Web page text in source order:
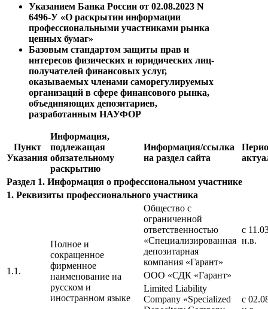
Указанием Банка России от 02.08.2023 N
6496-У «О раскрытии информации
профессиональными участниками рынка
ценных бумаг»
Базовым стандартом защиты прав и
интересов физических и юридических лиц-
получателей финансовых услуг,
оказываемых членами саморегулируемых
организаций в сфере финансового рынка,
объединяющих депозитариев,
разработанным НАУФОР
Пункт
Указания
Информация,
подлежащая
обязательному
раскрытию
Информация/cсылка
на раздел сайта
Раздел 1. Информация о профессиональном участнике
1. Реквизиты профессионального участника
1.1.
Полное и
сокращенное
фирменное
наименование на
русском и
иностранном языке
Общество с
ограниченной
ответственностью
«Специализированная
депозитарная
компания «Гарант»
с
н.в.
ООО «СДК «Гарант»
с
Limited Liability
Company «Specialized